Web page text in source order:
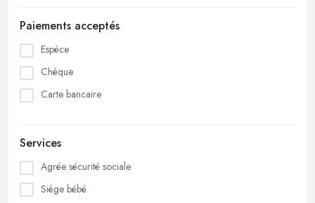
Paiements acceptés
Espèce
Chèque
Carte bancaire
Services
Agrée sécurité sociale
Siège bébé